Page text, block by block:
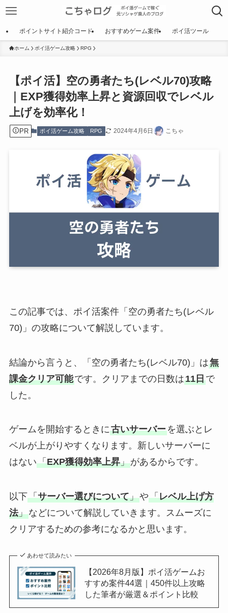
ポイントサイト紹介コード おすすめゲーム案件 ポイ活ツール
ホーム ポイ活ゲーム攻略 RPG
【ポイ活】空の勇者たち(レベル70)攻略
｜EXP獲得効率上昇と資源回収でレベル
上げを効率化！
PR ポイ活ゲーム攻略 RPG 2024年4月6日 こちゃ
この記事では、ポイ活案件「空の勇者たち(レベル
70)」の攻略について解説しています。
結論から言うと、「空の勇者たち(レベル70)」は無
課金クリア可能です。クリアまでの日数は11日で
した。
ゲームを開始するときに古いサーバーを選ぶとレ
ベルが上がりやすくなります。新しいサーバーに
はない「EXP獲得効率上昇」があるからです。
以下「サーバー選びについて」や「レベル上げ方
法」などについて解説していきます。スムーズに
クリアするための参考になるかと思います。
あわせて読みたい
【2026年8月版】ポイ活ゲームお
すすめ案件44選｜450件以上攻略
した筆者が厳選＆ポイント比較